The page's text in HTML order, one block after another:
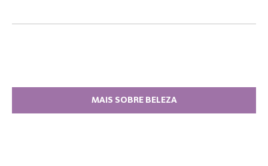
MAIS SOBRE BELEZA